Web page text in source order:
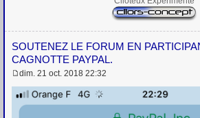
SOUTENEZ LE FORUM EN PARTICIPANT À NOTRE
CAGNOTTE PAYPAL.
e
s
s
dim. 21 oct. 2018 22:32